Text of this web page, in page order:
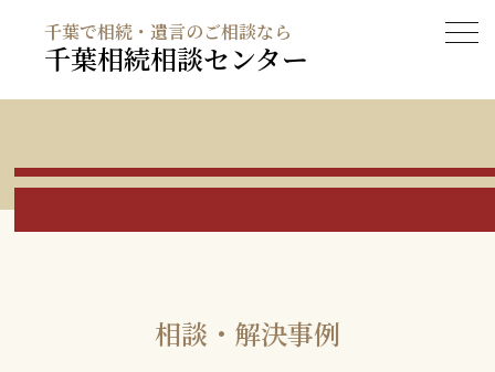
千葉で相続・遺言のご相談なら
千葉相続相談センター
相談・解決事例